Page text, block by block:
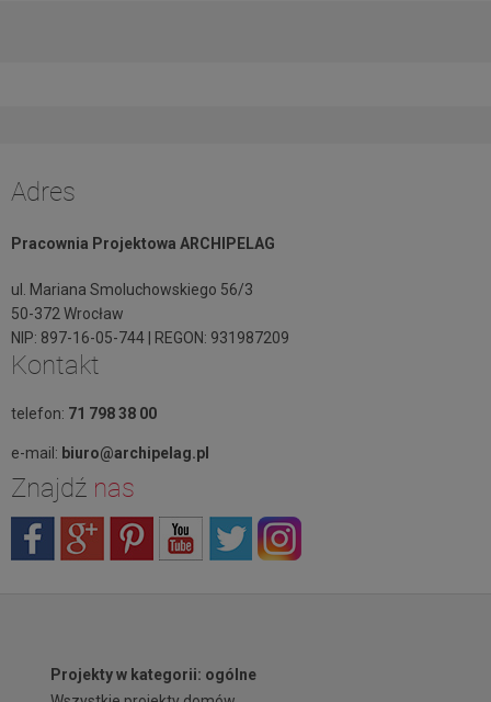
Adres
Pracownia Projektowa ARCHIPELAG
ul. Mariana Smoluchowskiego 56/3
50-372 Wrocław
NIP: 897-16-05-744 | REGON: 931987209
Kontakt
telefon: 71 798 38 00
e-mail: biuro@archipelag.pl
Znajdź nas
Projekty w kategorii: ogólne